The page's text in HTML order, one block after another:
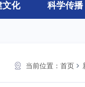
文化 科学传播
当前位置： 首页